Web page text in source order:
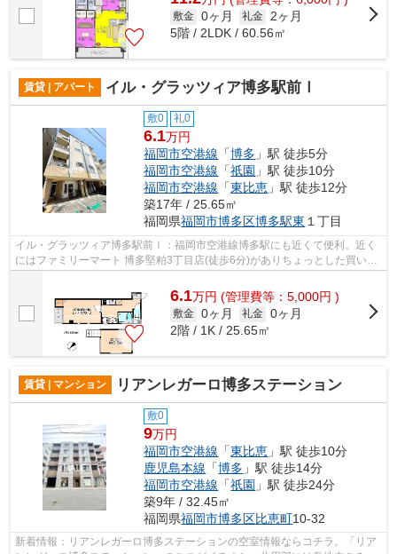
敷金 0ヶ月 礼金 2ヶ月
5階 / 2LDK / 60.56㎡
賃貸 | アパート イル・グラッツィア博多駅前Ⅰ
敷0 礼0
6.1万円
福岡市空港線 「博多 」駅 徒歩5分
福岡市空港線 「祇園 」駅 徒歩10分
福岡市空港線 「東比恵 」駅 徒歩12分
築17年 / 25.65㎡
福岡県福岡市博多区博多駅東 １丁目
イル・グラッツィア博多駅前Ⅰ：福岡市空港線博多駅にも近くて便利。近く
にはファミリーマート 博多堅粕3丁目店(徒歩6分)がありちょっとした買い物
に便利です。3駅利用可能なので、用途...
6.1万円 (管理費等：5,000円 )
敷金 0ヶ月 礼金 0ヶ月
2階 / 1K / 25.65㎡
賃貸 | マンション リアンレガーロ博多ステーション
敷0
9万円
福岡市空港線 「東比恵 」駅 徒歩10分
鹿児島本線 「博多 」駅 徒歩14分
福岡市空港線 「祇園 」駅 徒歩24分
築9年 / 32.45㎡
福岡県福岡市博多区比恵町10-32
新着情報：リアンレガーロ博多ステーションの空室情報ならコチラ。「リア